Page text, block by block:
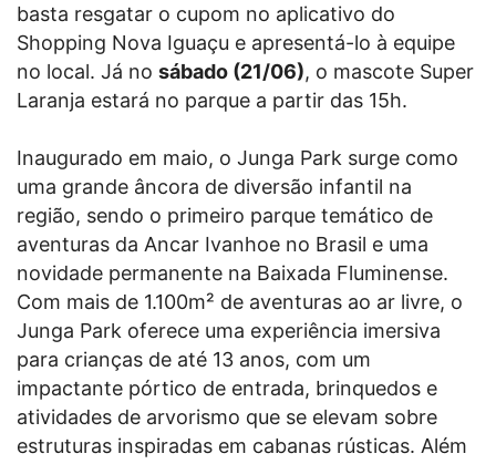
basta resgatar o cupom no aplicativo do
Shopping Nova Iguaçu e apresentá-lo à equipe
no local. Já no sábado (21/06), o mascote Super
Laranja estará no parque a partir das 15h.
Inaugurado em maio, o Junga Park surge como
uma grande âncora de diversão infantil na
região, sendo o primeiro parque temático de
aventuras da Ancar Ivanhoe no Brasil e uma
novidade permanente na Baixada Fluminense.
Com mais de 1.100m² de aventuras ao ar livre, o
Junga Park oferece uma experiência imersiva
para crianças de até 13 anos, com um
impactante pórtico de entrada, brinquedos e
atividades de arvorismo que se elevam sobre
estruturas inspiradas em cabanas rústicas. Além